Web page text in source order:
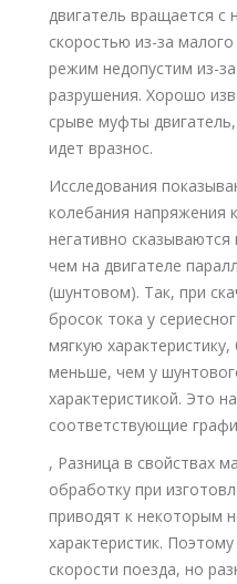
двигатель вращается
скоростью из-за
режим недопустим из-
разрушения. Хорошо
срыве муфты
идет вразнос.
Исследования
колебания напряжения
негативно сказываются
чем на двигателе
(шунтовом). Так, при
бросок тока у
мягкую
меньше, чем у
характеристикой. Это
соответствующие
, Разница в свойствах
обработку при
приводят к некоторым
характеристик.
скорости поезда, но